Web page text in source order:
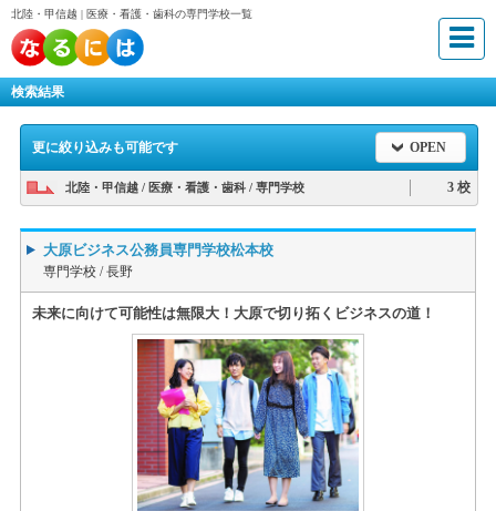
北陸・甲信越 | 医療・看護・歯科の専門学校一覧
検索結果
更に絞り込みも可能です OPEN
北陸・甲信越 / 医療・看護・歯科 / 専門学校 3 校
大原ビジネス公務員専門学校松本校
専門学校 /長野
未来に向けて可能性は無限大！大原で切り拓くビジネスの道！